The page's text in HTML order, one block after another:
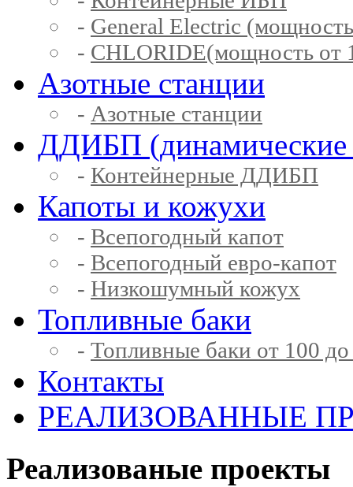
- General Electric
- CHLORIDE(мощность от
Азотные станции
- Азотные станции
ДДИБП
- Контейнерные ДДИБП
Капоты и кожухи
- Всепогодный капот
- Всепогодный евро-капот
- Низкошумный кожух
Топливные баки
- Топливные баки от 100
Контакты
РЕАЛИЗОВАННЫЕ
Реализованые проекты